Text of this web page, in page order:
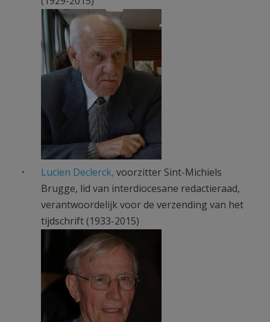
Raymond Viroux.jpg
Lucien Declerck, voorzitter Sint-Michiels
Brugge, lid van interdiocesane redactieraad,
verantwoordelijk voor de verzending van het
tijdschrift (1933-2015)
Lucien Declerck.jpg